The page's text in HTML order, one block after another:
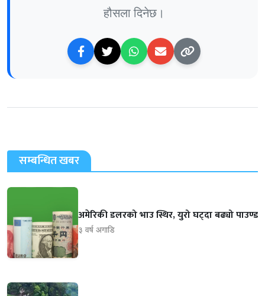
हौसला दिनेछ।
सम्बन्धित खबर
अमेरिकी डलरको भाउ स्थिर, युरो घट्दा बढ्यो पाउण्ड
३ वर्ष अगाडि